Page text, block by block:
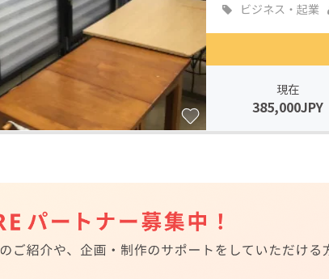
ビジネス・起業
現在
385,000JPY